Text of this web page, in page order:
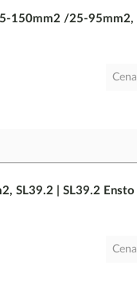
150mm2 /25-95mm2,
SL39.2 | SL39.2 Ensto